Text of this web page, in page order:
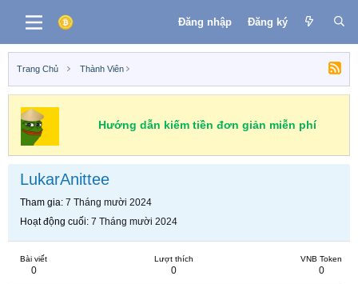
Đăng nhập Đăng ký
Trang Chủ Thành Viên
Hướng dẫn kiếm tiền đơn giản miễn phí
LukarAnittee
Tham gia 7 Tháng mười 2024
Hoạt động cuối 7 Tháng mười 2024
Bài viết
0
Lượt thích
0
VNB Token
0